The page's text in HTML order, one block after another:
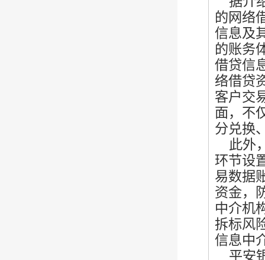
的网络
信息及
的账务
借贷信
络借贷
客户交
面，不
分兑换
此外
环节设
易数据
资金，
中介机
拆标风
信息中
平安